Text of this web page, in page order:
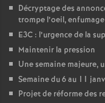
Décryptage des
trompe l’oeil,
E3C : l’urgence de la
Maintenir la pression
Une semaine majeure,
Semaine du 6 au 11
Projet de réforme des